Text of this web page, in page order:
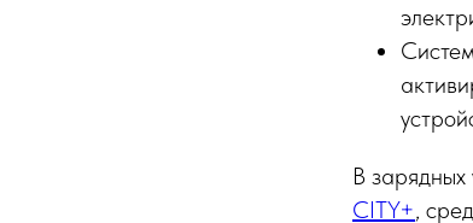
В зарядных
CITY+,